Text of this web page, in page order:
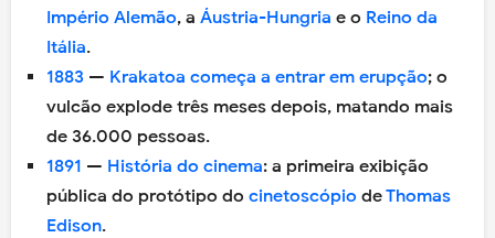
Império Alemão, a Áustria-Hungria e o Reino da
Itália.
1883 — Krakatoa começa a entrar em erupção; o
vulcão explode três meses depois, matando mais
de 36.000 pessoas.
1891 — História do cinema: a primeira exibição
pública do protótipo do cinetoscópio deThomas
Edison.